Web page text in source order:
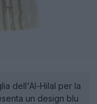
dell'Al-Hilal per la
un design blu